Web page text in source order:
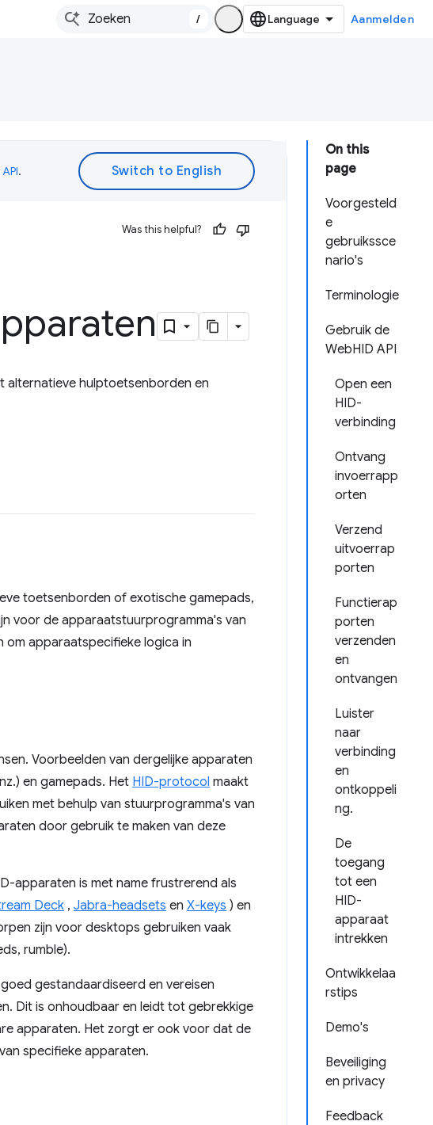
/ Aanmelden
On this
page
Voorgesteld
e
gebruikssce
nario's
Terminologie
Gebruik de
WebHID API
Open een
HID-
verbinding
Ontvang
invoerrapp
orten
Verzend
uitvoerrap
porten
Functierap
porten
verzenden
en
ontvangen
Luister
naar
verbinding
en
ontkoppeli
ng.
De
toegang
tot een
HID-
apparaat
intrekken
Ontwikkelaa
rstips
Demo's
Beveiliging
en privacy
Feedback
.
Was this helpful?
alternatieve hulptoetsenborden en
toetsenborden of exotische gamepads,
voor de apparaatstuurprogramma's van
om apparaatspecifieke logica in
Voorbeelden van dergelijke apparaten
en gamepads. Het HID-protocol maakt
met behulp van stuurprogramma's van
door gebruik te maken van deze
apparaten is met name frustrerend als
Deck , Jabra-headsets en X-keys ) en
zijn voor desktops gebruiken vaak
rumble).
gestandaardiseerd en vereisen
Dit is onhoudbaar en leidt tot gebrekkige
apparaten. Het zorgt er ook voor dat de
specifieke apparaten.